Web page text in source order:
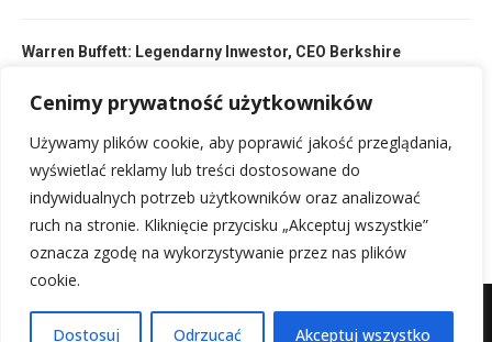
Cenimy prywatność użytkowników
Używamy plików cookie, aby poprawić jakość przeglądania,
wyświetlać reklamy lub treści dostosowane do
indywidualnych potrzeb użytkowników oraz analizować
ruch na stronie. Kliknięcie przycisku „Akceptuj wszystkie”
oznacza zgodę na wykorzystywanie przez nas plików
cookie.
Dostosuj Odrzucać Akceptuj wszystko
Warren Buffett: Legendarny Inwestor, CEO Berkshire
29 stycznia, 2026
Liza Minnelli: Życie ikony Broadwayu i Hollywood
29 stycznia, 2026
Mapa witryny Kontakt z nami